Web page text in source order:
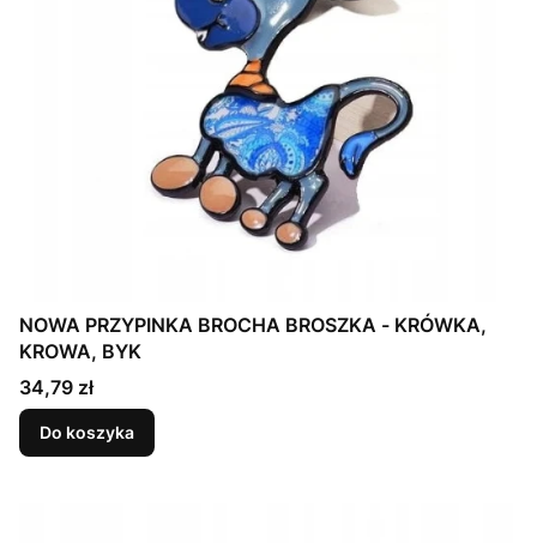
NOWA PRZYPINKA BROCHA BROSZKA - KRÓWKA,
KROWA, BYK
Cena
34,79 zł
Do koszyka